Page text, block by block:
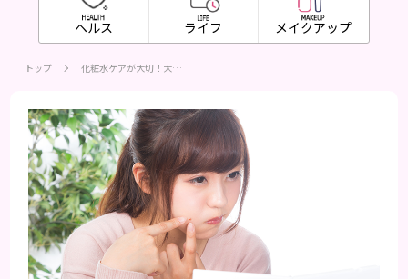
ヘルス ライフ メイクアップ
トップ 化粧水ケアが大切！大…